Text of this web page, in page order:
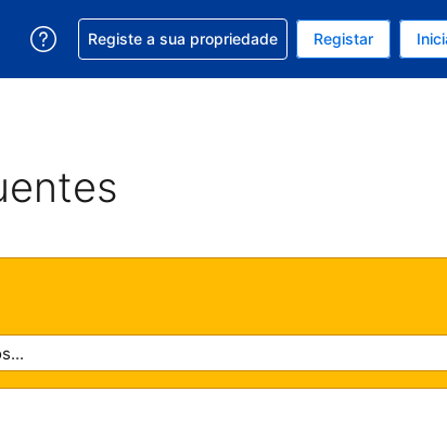
moeda. A sua moeda atual é Dólar dos EUA
o seu idioma. O seu idioma atual é Português
Obtenha ajuda com a sua reserva
Registe a sua propriedade Registar